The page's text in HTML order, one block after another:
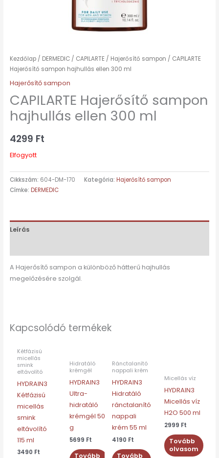
Kezdőlap/ DERMEDIC/ CAPILARTE/ Hajerősítő sampon / CAPILARTE
Hajerősítő sampon hajhullás ellen 300 ml
Hajerősítő sampon
CAPILARTE Hajerősítő sampon
hajhullás ellen 300 ml
4299 Ft
Elfogyott
Cikkszám: 604-DM-170 Kategória: Hajerősítő sampon
Címke: DERMEDIC
Leírás
A Hajerősítő sampon a különböző hátterű hajhullás
megelőzésére szolgál.
Kapcsolódó termékek
KÉSZLETEN
Kétfázisú
micellás
smink
eltávolító
HYDRAIN3
Kétfázisú
micellás
smink
eltávolító
115 ml
3490 Ft
KÉSZLETEN
Hidratáló
krémgél
HYDRAIN3
Ultra-
hidratáló
krémgél 50
g
5699 Ft
Tovább
KÉSZLETEN
Ránctalanító
nappali krém
HYDRAIN3
Hidratáló
ránctalanító
nappali
krém 55 ml
4190 Ft
Tovább
Micellás víz
HYDRAIN3
Micellás víz
H2O 500 ml
2999 Ft
Tovább
olvasom